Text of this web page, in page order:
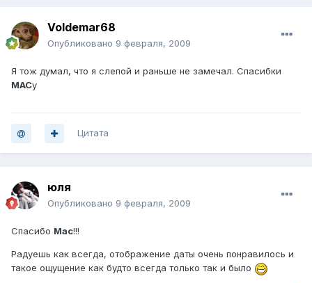
Voldemar68
Опубликовано 9 февраля, 2009
Я тож думал, что я слепой и раньше не замечал. Спасибки
MACy
Цитата
юля
Опубликовано 9 февраля, 2009
Спасибо Mac!!!
Радуешь как всегда, отображение даты очень понравилось и
такое ощущение как будто всегда только так и было